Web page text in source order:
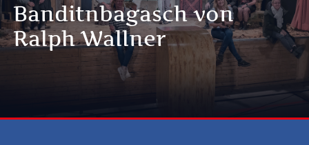
Banditnbagasch von
Ralph Wallner